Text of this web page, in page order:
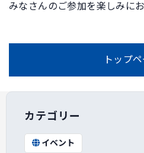
みなさんのご参加を楽しみに
トップ
カテゴリー
イベント